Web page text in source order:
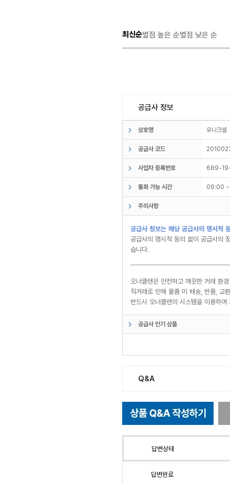
최신순별점 높은 순별점 낮은 순
공급사 정보
상호명 유니크
공급사 코드
사업자 등록번호 689-
통화 가능 시간 09:00
주의사항
공급사 정보는 해당 공급사의 명시적
공급사의 명시적 동의 없이 공급사의
습니다.
오너클랜은 안전하고 깨끗한 거래 환
직거래로 인해 물품 미 배송, 반품, 교
반드시 오너클랜의 시스템을 이용하
공급사 인기 상품
Q&A
답변상태
답변완료